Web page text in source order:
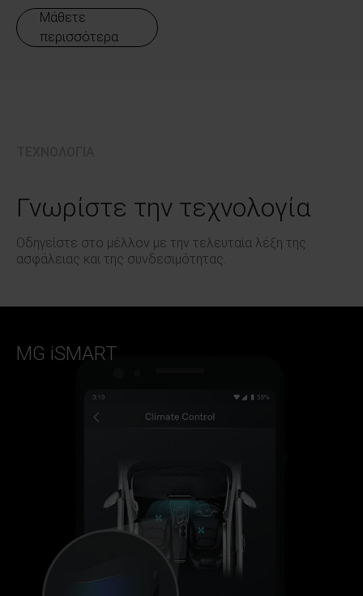
Μάθετε
περισσότερα
Γνωρίστε την τεχνολογία
Οδηγείστε στο μέλλον με την τελευταία λέξη της
ασφάλειας και της συνδεσιμότητας.
MG iSMART